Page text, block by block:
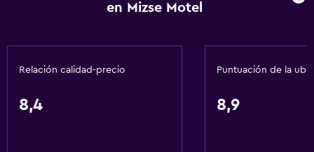
en Mizse Motel
Relación calidad-precio
8,4
Puntuación de la
8,9